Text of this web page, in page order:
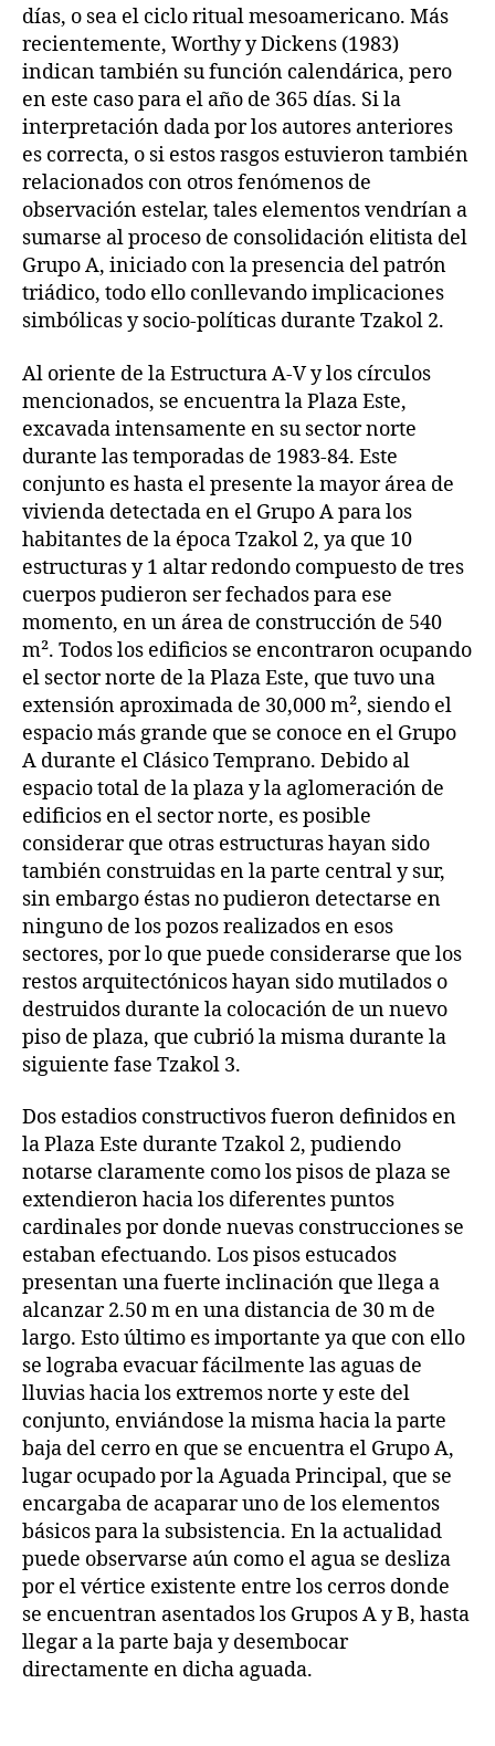
días, o sea el ciclo ritual mesoamericano. Más
recientemente, Worthy y Dickens (1983)
indican también su función calendárica, pero
en este caso para el año de 365 días. Si la
interpretación dada por los autores anteriores
es correcta, o si estos rasgos estuvieron también
relacionados con otros fenómenos de
observación estelar, tales elementos vendrían a
sumarse al proceso de consolidación elitista del
Grupo A, iniciado con la presencia del patrón
triádico, todo ello conllevando implicaciones
simbólicas y socio-políticas durante Tzakol 2.
Al oriente de la Estructura A-V y los círculos
mencionados, se encuentra la Plaza Este,
excavada intensamente en su sector norte
durante las temporadas de 1983-84. Este
conjunto es hasta el presente la mayor área de
vivienda detectada en el Grupo A para los
habitantes de la época Tzakol 2, ya que 10
estructuras y 1 altar redondo compuesto de tres
cuerpos pudieron ser fechados para ese
momento, en un área de construcción de 540
m². Todos los edificios se encontraron ocupando
el sector norte de la Plaza Este, que tuvo una
extensión aproximada de 30,000 m², siendo el
espacio más grande que se conoce en el Grupo
A durante el Clásico Temprano. Debido al
espacio total de la plaza y la aglomeración de
edificios en el sector norte, es posible
considerar que otras estructuras hayan sido
también construidas en la parte central y sur,
sin embargo éstas no pudieron detectarse en
ninguno de los pozos realizados en esos
sectores, por lo que puede considerarse que los
restos arquitectónicos hayan sido mutilados o
destruidos durante la colocación de un nuevo
piso de plaza, que cubrió la misma durante la
siguiente fase Tzakol 3.
Dos estadios constructivos fueron definidos en
la Plaza Este durante Tzakol 2, pudiendo
notarse claramente como los pisos de plaza se
extendieron hacia los diferentes puntos
cardinales por donde nuevas construcciones se
estaban efectuando. Los pisos estucados
presentan una fuerte inclinación que llega a
alcanzar 2.50 m en una distancia de 30 m de
largo. Esto último es importante ya que con ello
se lograba evacuar fácilmente las aguas de
lluvias hacia los extremos norte y este del
conjunto, enviándose la misma hacia la parte
baja del cerro en que se encuentra el Grupo A,
lugar ocupado por la Aguada Principal, que se
encargaba de acaparar uno de los elementos
básicos para la subsistencia. En la actualidad
puede observarse aún como el agua se desliza
por el vértice existente entre los cerros donde
se encuentran asentados los Grupos A y B, hasta
llegar a la parte baja y desembocar
directamente en dicha aguada.